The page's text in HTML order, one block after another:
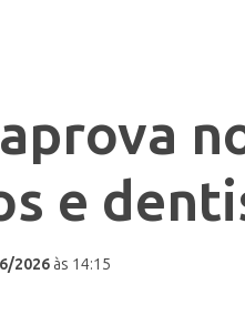
e
2026às 14:15